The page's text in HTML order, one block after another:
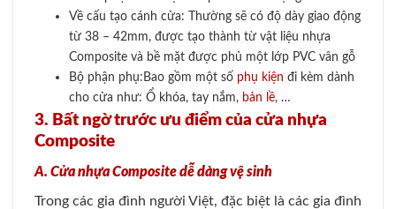
Về cấu tạo cánh cửa: Thường sẽ có độ dày giao động
từ 38 – 42mm, được tạo thành từ vật liệu nhựa
Composite và bề mặt được phủ một lớp PVC vân gỗ
Bộ phận phụ:Bao gồm một số phụ kiện đi kèm dành
cho cửa như: Ổ khóa, tay nắm, bản lề, …
3. Bất ngờ trước ưu điểm của cửa nhựa
Composite
A. Cửa nhựa Composite dễ dàng vệ sinh
Trong các gia đình người Việt, đặc biệt là các gia đình